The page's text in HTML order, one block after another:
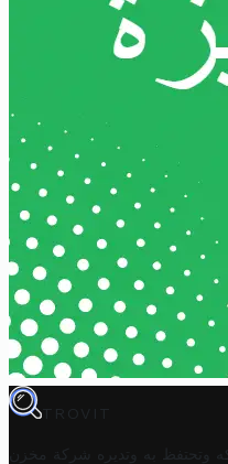
TROVIT
وتحتفظ به وتديره
شركة مخزن